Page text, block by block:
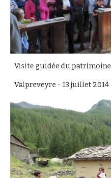
Visite guidée du patrimoine
Valpreveyre - 13 juillet 2014